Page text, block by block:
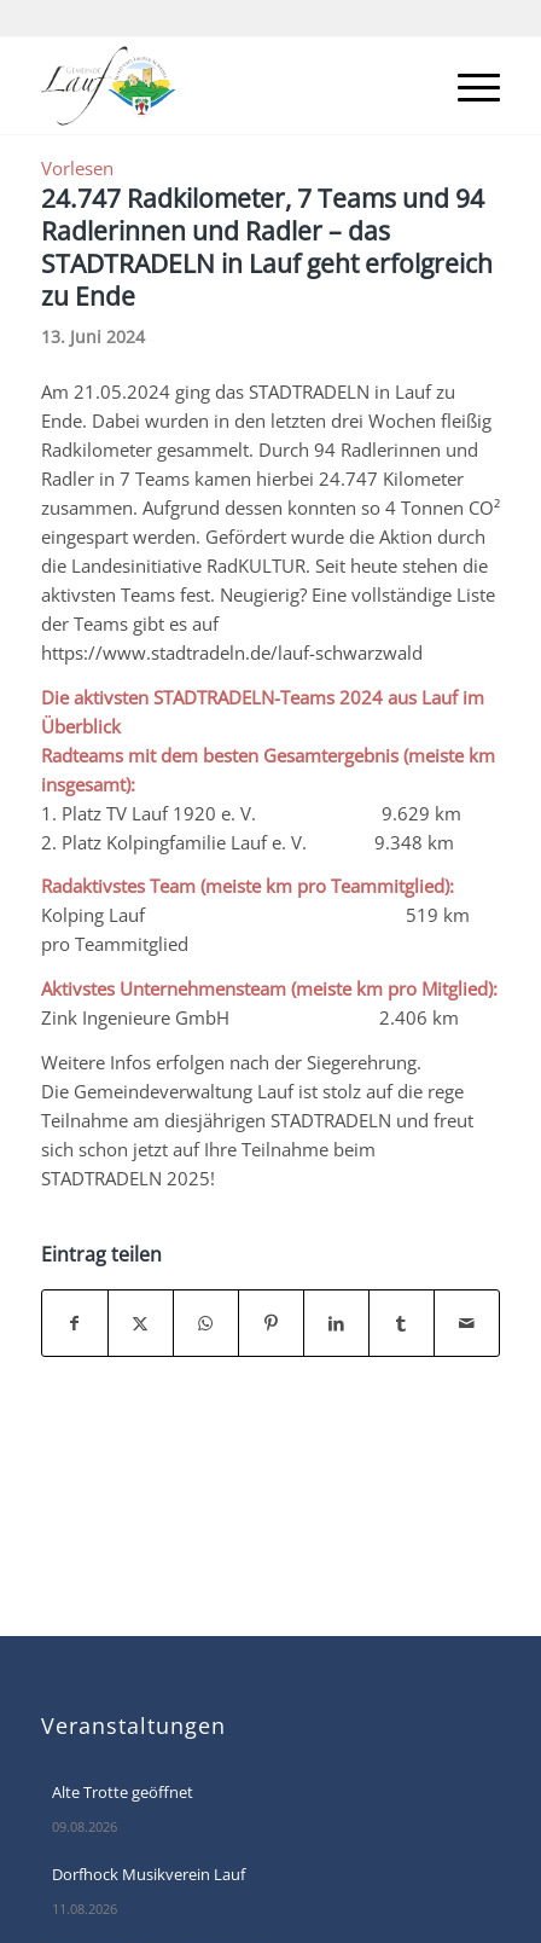
Vorlesen
24.747 Radkilometer, 7 Teams und 94
Radlerinnen und Radler – das
STADTRADELN in Lauf geht erfolgreich
zu Ende
13. Juni 2024
Am 21.05.2024 ging das STADTRADELN in Lauf zu
Ende. Dabei wurden in den letzten drei Wochen fleißig
Radkilometer gesammelt. Durch 94 Radlerinnen und
Radler in 7 Teams kamen hierbei 24.747 Kilometer
zusammen. Aufgrund dessen konnten so 4 Tonnen CO²
eingespart werden. Gefördert wurde die Aktion durch
die Landesinitiative RadKULTUR. Seit heute stehen die
aktivsten Teams fest. Neugierig? Eine vollständige Liste
der Teams gibt es auf
https://www.stadtradeln.de/lauf-schwarzwald
Die aktivsten STADTRADELN-Teams 2024 aus Lauf im
Überblick
Radteams mit dem besten Gesamtergebnis (meiste km
insgesamt):
1. Platz TV Lauf 1920 e. V. 9.629 km
2. Platz KolpingfamilieLauf e. V. 9.348 km
Radaktivstes Team (meiste km pro Teammitglied):
Kolping Lauf 519 km
pro Teammitglied
Aktivstes Unternehmensteam (meiste km pro Mitglied):
Zink Ingenieure GmbH 2.406 km
Weitere Infos erfolgen nach der Siegerehrung.
Die Gemeindeverwaltung Lauf ist stolz auf die rege
Teilnahme am diesjährigen STADTRADELN und freut
sich schon jetzt auf Ihre Teilnahme beim
STADTRADELN 2025!
Eintrag teilen
Veranstaltungen
Alte Trotte geöffnet
09.08.2026
Dorfhock Musikverein Lauf
11.08.2026